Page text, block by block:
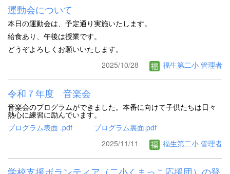
運動会について
本日の運動会は、予定通り実施いたします。
給食あり、午後は授業です。
どうぞよろしくお願いいたします。
2025/10/28
福生第二小 管理者
令和７年度 音楽会
音楽会のプログラムができました。本番に向けて子供たちは日々
熱心に練習に励んでいます。
プログラム表面 .pdf
プログラム裏面.pdf
2025/11/11
福生第二小 管理者
学校支援ボランティア（二小くまっこ応援団）の登